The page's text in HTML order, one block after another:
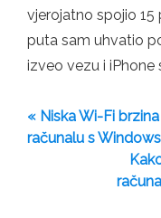
vjerojatno spojio 15
puta sam uhvatio
izveo vezu i iPhone
« Niska Wi-Fi
računalu s